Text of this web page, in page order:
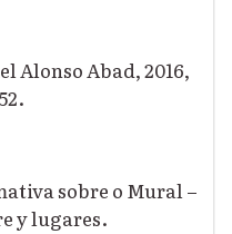
Alonso Abad, 2016,
sobre o Mural –
y lugares.